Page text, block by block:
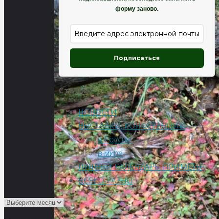
форму заново.
Подписаться
Статьи
НОВОСТИ
ВЫСТАВКИ, КОНФЕРЕНЦИИ
в России
в мире
ЛУННЫЙ КАЛЕНДАРЬ. ПРИМЕТЫ
ВСЯКО-РАЗНО